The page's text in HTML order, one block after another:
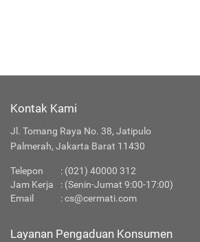
Kontak Kami
Jl. Tomang Raya No. 38, Jatipulo
Palmerah, Jakarta Barat 11430
Telepon : (021) 40000 312
Jam Kerja
: (Senin-Jumat 9:00-17:00)
Email
:cs@cermati.com
Layanan Pengaduan Konsumen